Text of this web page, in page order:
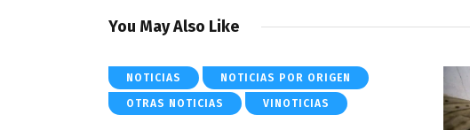
You May Also Like
NOTICIAS NOTICIAS POR ORIGEN
OTRAS NOTICIAS VINOTICIAS